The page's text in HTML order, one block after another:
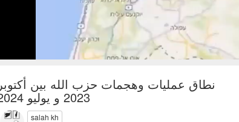
نطاق عمليات وهجمات حزب الله بين أكتوبر
2023 و يوليو 2024
salah kh